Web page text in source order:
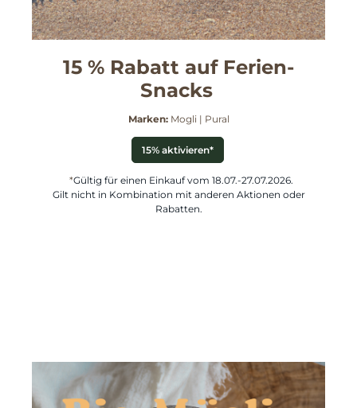
15 % Rabatt auf Ferien-
Snacks
Marken: Mogli | Pural
15% aktivieren*
*Gültig für einen Einkauf vom 18.07.-27.07.2026.
Gilt nicht in Kombination mit anderen Aktionen oder
Rabatten.